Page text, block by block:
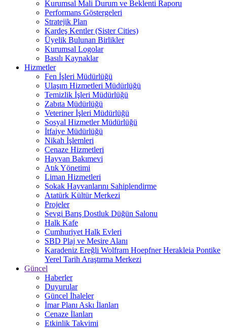
Kurumsal Mali Durum ve Beklenti Raporu
Performans Göstergeleri
Stratejik Plan
Kardeş Kentler (Sister Cities)
Üyelik Bulunan Birlikler
Kurumsal Logolar
Basılı Kaynaklar
Hizmetler
Fen İşleri Müdürlüğü
Ulaşım Hizmetleri Müdürlüğü
Temizlik İşleri Müdürlüğü
Zabıta Müdürlüğü
Veteriner İşleri Müdürlüğü
Sosyal Hizmetler Müdürlüğü
İtfaiye Müdürlüğü
Nikah İşlemleri
Cenaze Hizmetleri
Hayvan Bakımevi
Atık Yönetimi
Liman Hizmetleri
Sokak Hayvanlarını Sahiplendirme
Atatürk Kültür Merkezi
Projeler
Sevgi Barış Dostluk Düğün Salonu
Halk Kafe
Cumhuriyet Halk Evleri
SBD Plaj ve Mesire Alanı
Karadeniz Ereğli Wolfram Hoepfner Herakleia Pontike
Yerel Tarih Araştırma Merkezi
Güncel
Haberler
Duyurular
Güncel İhaleler
İmar Planı Askı İlanları
Cenaze İlanları
Etkinlik Takvimi